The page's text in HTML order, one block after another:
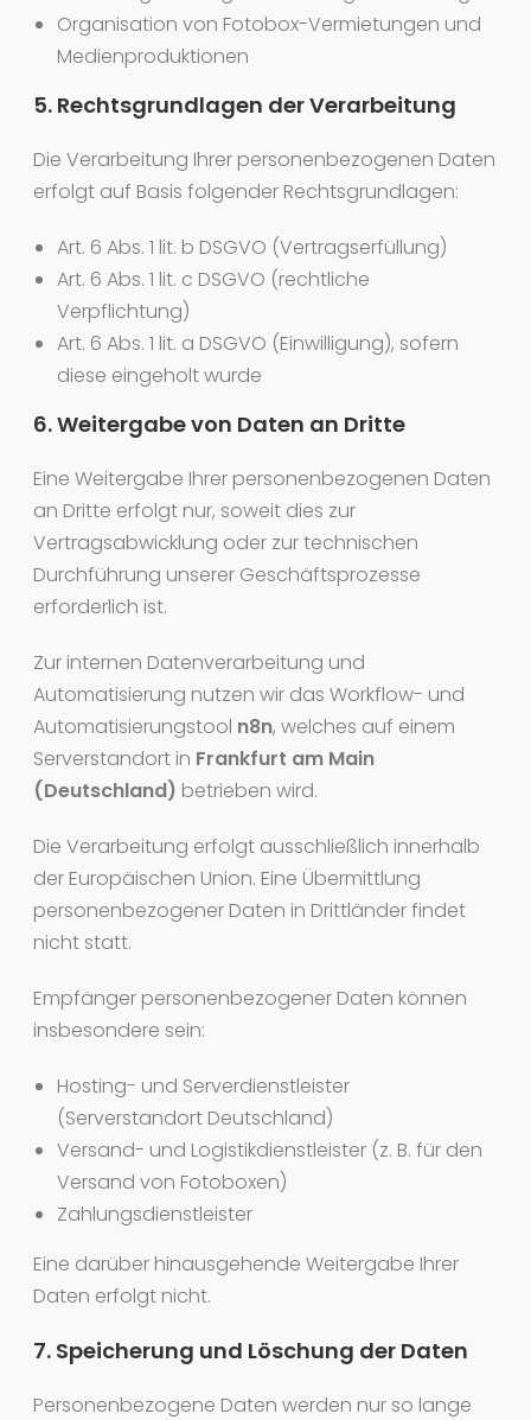
Organisation von Fotobox-Vermietungen und
Medienproduktionen
5. Rechtsgrundlagen der Verarbeitung
Die Verarbeitung Ihrer personenbezogenen Daten
erfolgt auf Basis folgender Rechtsgrundlagen:
Art. 6 Abs. 1 lit. b DSGVO (Vertragserfüllung)
Art. 6 Abs. 1 lit. c DSGVO (rechtliche
Verpflichtung)
Art. 6 Abs. 1 lit. a DSGVO (Einwilligung), sofern
diese eingeholt wurde
6. Weitergabe von Daten an Dritte
Eine Weitergabe Ihrer personenbezogenen Daten
an Dritte erfolgt nur, soweit dies zur
Vertragsabwicklung oder zur technischen
Durchführung unserer Geschäftsprozesse
erforderlich ist.
Zur internen Datenverarbeitung und
Automatisierung nutzen wir das Workflow- und
Automatisierungstool n8n, welches auf einem
Serverstandort in Frankfurt am Main
(Deutschland) betrieben wird.
Die Verarbeitung erfolgt ausschließlich innerhalb
der Europäischen Union. Eine Übermittlung
personenbezogener Daten in Drittländer findet
nicht statt.
Empfänger personenbezogener Daten können
insbesondere sein:
Hosting- und Serverdienstleister
(Serverstandort Deutschland)
Versand- und Logistikdienstleister (z. B. für den
Versand von Fotoboxen)
Zahlungsdienstleister
Eine darüber hinausgehende Weitergabe Ihrer
Daten erfolgt nicht.
7. Speicherung und Löschung der Daten
Personenbezogene Daten werden nur so lange